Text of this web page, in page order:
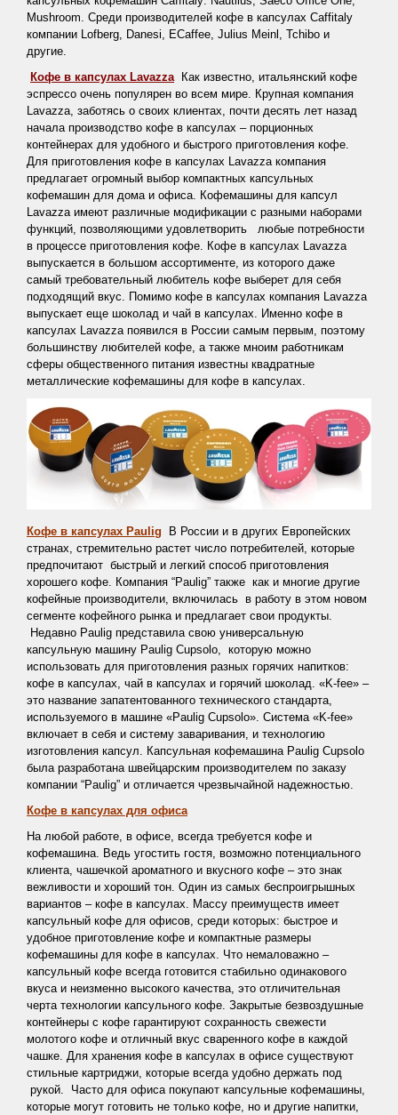
Mushroom . Среди производителей кофе в капсулах Caffitaly
компании Lofberg Danesi ECaffee Julius Meinl Tchibo и
другие.
Кофе в капсулах Lavazza Как известно, итальянский кофе
эспрессо очень популярен во всем мире. Крупная компания
Lavazza , заботясь о своих клиентах, почти десять лет назад
начала производство кофе в капсулах – порционных
контейнерах для удобного и быстрого приготовления кофе.
Для приготовления кофе в капсулах Lavazza компания
предлагает огромный выбор компактных капсульных
кофемашин для дома и офиса. Кофемашины для капсул
Lavazza имеют различные модификации с разными наборами
функций, позволяющими удовлетворить любые потребности
в процессе приготовления кофе. Кофе в капсулах Lavazza
выпускается в большом ассортименте, из которого даже
самый требовательный любитель кофе выберет для себя
подходящий вкус. Помимо кофе в капсулах компания Lavazza
выпускает еще шоколад и чай в капсулах. Именно кофе в
капсулах Lavazza появился в России самым первым, поэтому
большинству любителей кофе, а также мноим работникам
сферы общественного питания известны квадратные
металлические кофемашины для кофе в капсулах.
Кофе в капсулах Paulig В России и в других Европейских
странах, стремительно растет число потребителей, которые
предпочитают быстрый и легкий способ приготовления
хорошего кофе. Компания “Paulig” также как и многие другие
кофейные производители, включилась в работу в этом новом
сегменте кофейного рынка и предлагает свои продукты.
Недавно Paulig представила свою универсальную
капсульную машину Paulig Cupsolo, которую можно
использовать для приготовления разных горячих напитков:
кофе в капсулах, чай в капсулах и горячий шоколад. «K-fee» –
это название запатентованного технического стандарта,
используемого в машине «Paulig Cupsolo». Система «K-fee»
включает в себя и систему заваривания, и технологию
изготовления капсул. Капсульная кофемашина Paulig Cupsolo
была разработана швейцарским производителем по заказу
компании “Paulig” и отличается чрезвычайной надежностью.
Кофе в капсулах для офиса
На любой работе, в офисе, всегда требуется кофе и
кофемашина. Ведь угостить гостя, возможно потенциального
клиента, чашечкой ароматного и вкусного кофе – это знак
вежливости и хороший тон. Один из самых беспроигрышных
вариантов – кофе в капсулах. Массу преимуществ имеет
капсульный кофе для офисов, среди которых: быстрое и
удобное приготовление кофе и компактные размеры
кофемашины для кофе в капсулах. Что немаловажно –
капсульный кофе всегда готовится стабильно одинакового
вкуса и неизменно высокого качества, это отличительная
черта технологии капсульного кофе. Закрытые безвоздушные
контейнеры с кофе гарантируют сохранность свежести
молотого кофе и отличный вкус сваренного кофе в каждой
чашке. Для хранения кофе в капсулах в офисе существуют
стильные картриджи, которые всегда удобно держать под
рукой. Часто для офиса покупают капсульные кофемашины,
которые могут готовить не только кофе, но и другие напитки,